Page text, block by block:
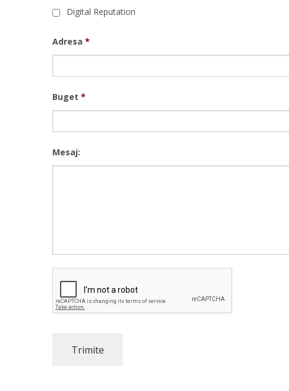
Digital Reputation
Adresa *
Buget *
Mesaj: